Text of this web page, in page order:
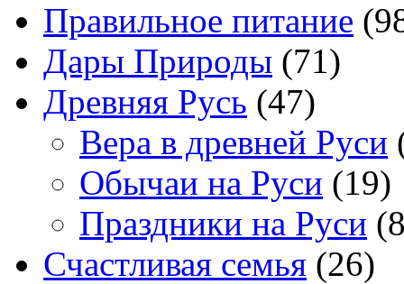
Правильное питание
Дары Природы (71)
Древняя Русь (47)
Вера в древней Руси
Обычаи на Руси (19)
Праздники на Руси
Счастливая семья (26)